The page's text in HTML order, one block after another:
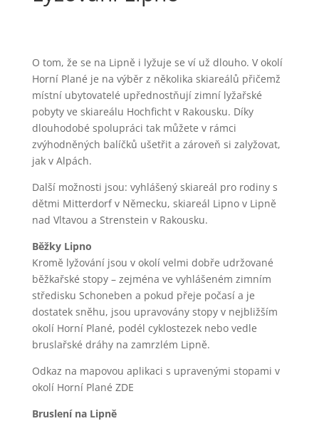
O tom, že se na Lipně i lyžuje se ví už dlouho. V okolí
Horní Plané je na výběr z několika skiareálů přičemž
místní ubytovatelé upřednostňují zimní lyžařské
pobyty ve skiareálu Hochficht v Rakousku. Díky
dlouhodobé spolupráci tak můžete v rámci
zvýhodněných balíčků ušetřit a zároveň si zalyžovat,
jak v Alpách.
Další možnosti jsou: vyhlášený skiareál pro rodiny s
dětmi Mitterdorf v Německu, skiareál Lipno v Lipně
nad Vltavou a Strenstein v Rakousku.
Běžky Lipno
Kromě lyžování jsou v okolí velmi dobře udržované
běžkařské stopy – zejména ve vyhlášeném zimním
středisku Schoneben a pokud přeje počasí a je
dostatek sněhu, jsou upravovány stopy v nejbližším
okolí Horní Plané, podél cyklostezek nebo vedle
bruslařské dráhy na zamrzlém Lipně.
Odkaz na mapovou aplikaci s upravenými stopami v
okolí Horní Plané ZDE
Bruslení na Lipně